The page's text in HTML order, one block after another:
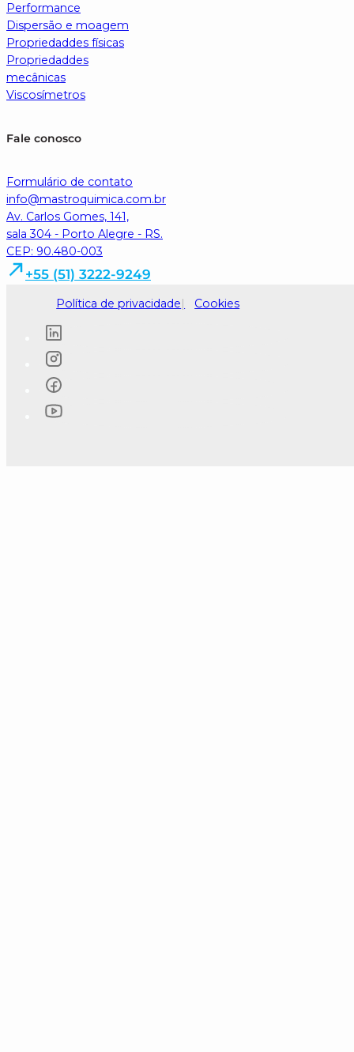
Performance
Dispersão e moagem
Propriedaddes físicas
Propriedaddes
mecânicas
Viscosímetros
Fale conosco
Formulário de contato
info@mastroquimica.com.br
Av. Carlos Gomes, 141,
sala 304 - Porto Alegre - RS.
CEP: 90.480-003
+55 (51) 3222-9249
Política de privacidade Cookies